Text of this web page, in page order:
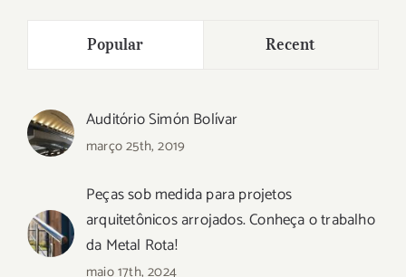
Popular Recent
Auditório Simón Bolívar
março 25th, 2019
Peças sob medida para projetos
arquitetônicos arrojados. Conheça o trabalho
da Metal Rota!
maio 17th, 2024